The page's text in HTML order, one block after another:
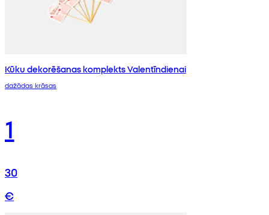
Kūku dekorēšanas komplekts Valentīndienai
dažādas krāsas
1
30
€